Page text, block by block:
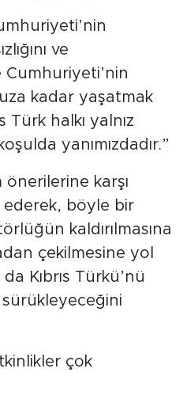
ve
kadar yaşatmak
Türk halkı yalnız
yanımızdadır.”
karşı
ederek, böyle bir
kaldırılmasına
çekilmesine yol
Kıbrıs Türkü’nü
çok